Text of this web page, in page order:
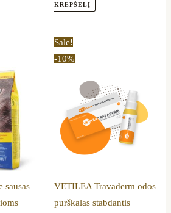
KREPŠELĮ
sausas
€
Sale!
-10%
VETILEA Travaderm odos
purškalas stabdantis